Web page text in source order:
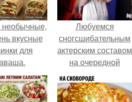
вкусные
для
Любуемся
сногсшибательным
актерским составом
на очередной
премьере нового
человека - паука.